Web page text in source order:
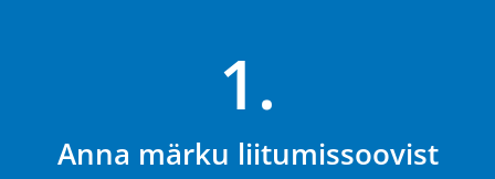
1.
Anna märku liitumissoovist